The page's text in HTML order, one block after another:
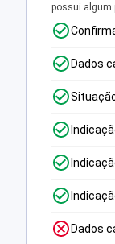
possui algum
Dados
Dados